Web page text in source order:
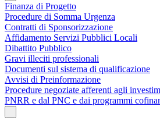
Finanza di Progetto
Procedure di Somma Urgenza
Contratti di Sponsorizzazione
Affidamento Servizi Pubblici Locali
Dibattito Pubblico
Gravi illeciti professionali
Documenti sul sistema di qualificazione
Avvisi di Preinformazione
Procedure negoziate afferenti agli
PNRR e dal PNC e dai programmi